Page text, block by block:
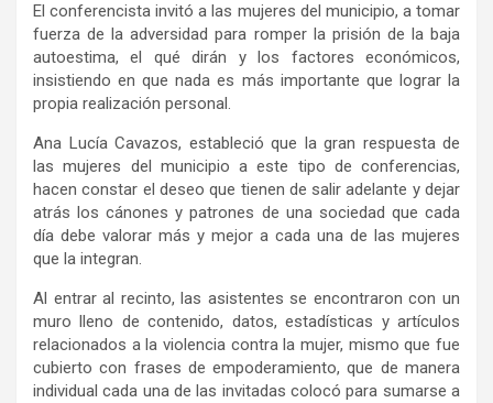
El conferencista invitó a las mujeres del municipio, a tomar
fuerza de la adversidad para romper la prisión de la baja
autoestima, el qué dirán y los factores económicos,
insistiendo en que nada es más importante que lograr la
propia realización personal.
Ana Lucía Cavazos, estableció que la gran respuesta de
las mujeres del municipio a este tipo de conferencias,
hacen constar el deseo que tienen de salir adelante y dejar
atrás los cánones y patrones de una sociedad que cada
día debe valorar más y mejor a cada una de las mujeres
que la integran.
Al entrar al recinto, las asistentes se encontraron con un
muro lleno de contenido, datos, estadísticas y artículos
relacionados a la violencia contra la mujer, mismo que fue
cubierto con frases de empoderamiento, que de manera
individual cada una de las invitadas colocó para sumarse a